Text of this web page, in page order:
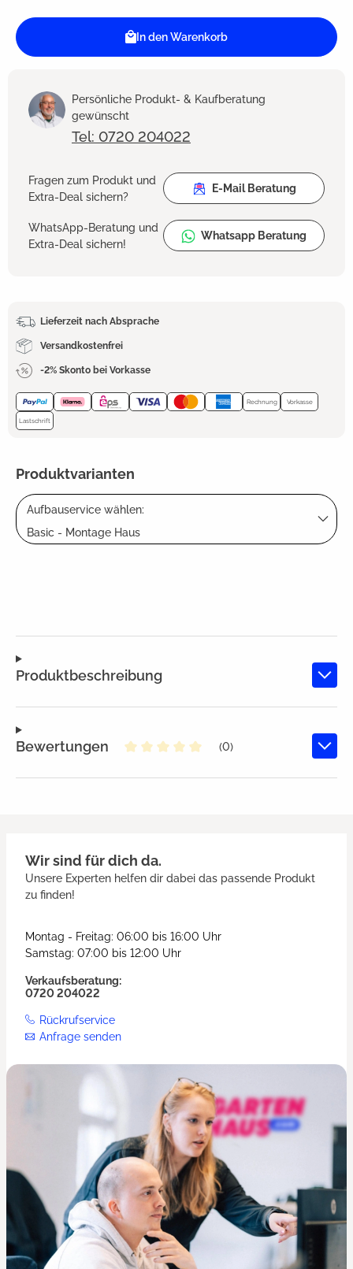
In den Warenkorb
Persönliche Produkt- & Kaufberatung
gewünscht
Tel: 0720 204022
Fragen zum Produkt und
Extra-Deal sichern?
E-Mail Beratung
WhatsApp-Beratung und
Extra-Deal sichern!
Whatsapp Beratung
Lieferzeit nach Absprache
Versandkostenfrei
-2% Skonto bei Vorkasse
Rechnung Vorkasse
Lastschrift
Produktvarianten
Aufbauservice wählen:
Basic - Montage Haus
Produktbeschreibung
Bewertungen
(0)
Wir sind für dich da.
Unsere Experten helfen dir dabei das passende Produkt
zu finden!
Montag - Freitag: 06:00 bis 16:00 Uhr
Samstag: 07:00 bis 12:00 Uhr
Verkaufsberatung:
0720 204022
Rückrufservice
Anfrage senden